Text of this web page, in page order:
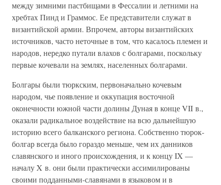
между зимними пастбищами в Фессалии и летними на
хребтах Пинд и Граммос. Ее представители служат в
византийской армии. Впрочем, авторы византийских
источников, часто неточные в том, что касалось племен и
народов, нередко путали влахов с болгарами, поскольку
первые кочевали на землях, населенных болгарами.
Болгары были тюркским, первоначально кочевым
народом, чье появление и оккупация восточной
оконечности южной части долины Дуная в конце VII в.,
оказали радикальное воздействие на всю дальнейшую
историю всего балканского региона. Собственно тюрок-
болгар всегда было гораздо меньше, чем их данников
славянского и иного происхождения, и к концу IX —
началу X в. они были практически ассимилированы
своими подданными-славянами в языковом и в